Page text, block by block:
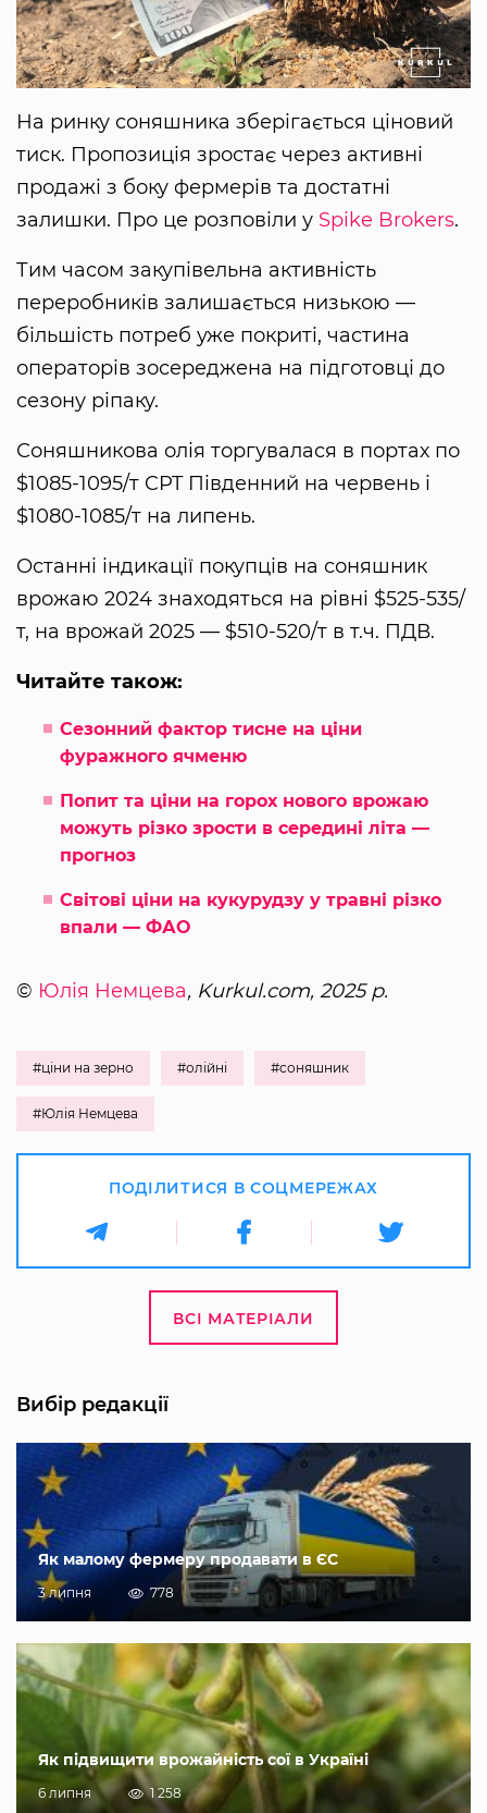
На ринку соняшника зберігається ціновий
тиск. Пропозиція зростає через активні
продажі з боку фермерів та достатні
залишки. Про це розповіли у Spike Brokers.
Тим часом закупівельна активність
переробників залишається низькою —
більшість потреб уже покриті, частина
операторів зосереджена на підготовці до
сезону ріпаку.
Соняшникова олія торгувалася в портах по
$1085-1095/т CPT Південний на червень і
$1080-1085/т на липень.
Останні індикації покупців на соняшник
врожаю 2024 знаходяться на рівні $525-535/
т, на врожай 2025 — $510-520/т в т.ч. ПДВ.
Читайте також:
Сезонний фактор тисне на ціни
фуражного ячменю
Попит та ціни на горох нового врожаю
можуть різко зрости в середині літа —
прогноз
Світові ціни на кукурудзу у травні різко
впали — ФАО
© Юлія Немцева, Kurkul.com, 2025 р.
#ціни на зерно #олійні #соняшник
#Юлія Немцева
ПОДІЛИТИСЯ В СОЦМЕРЕЖАХ
ВСІ МАТЕРІАЛИ
Вибір редакції
Як малому фермеру продавати в ЄС
3 липня 778
Як підвищити врожайність сої в Україні
6 липня 1 258